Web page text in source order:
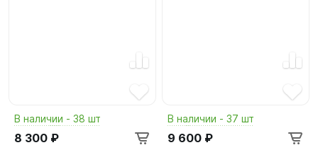
В наличии - 38 шт
8 300 ₽
В наличии - 37 шт
9 600 ₽